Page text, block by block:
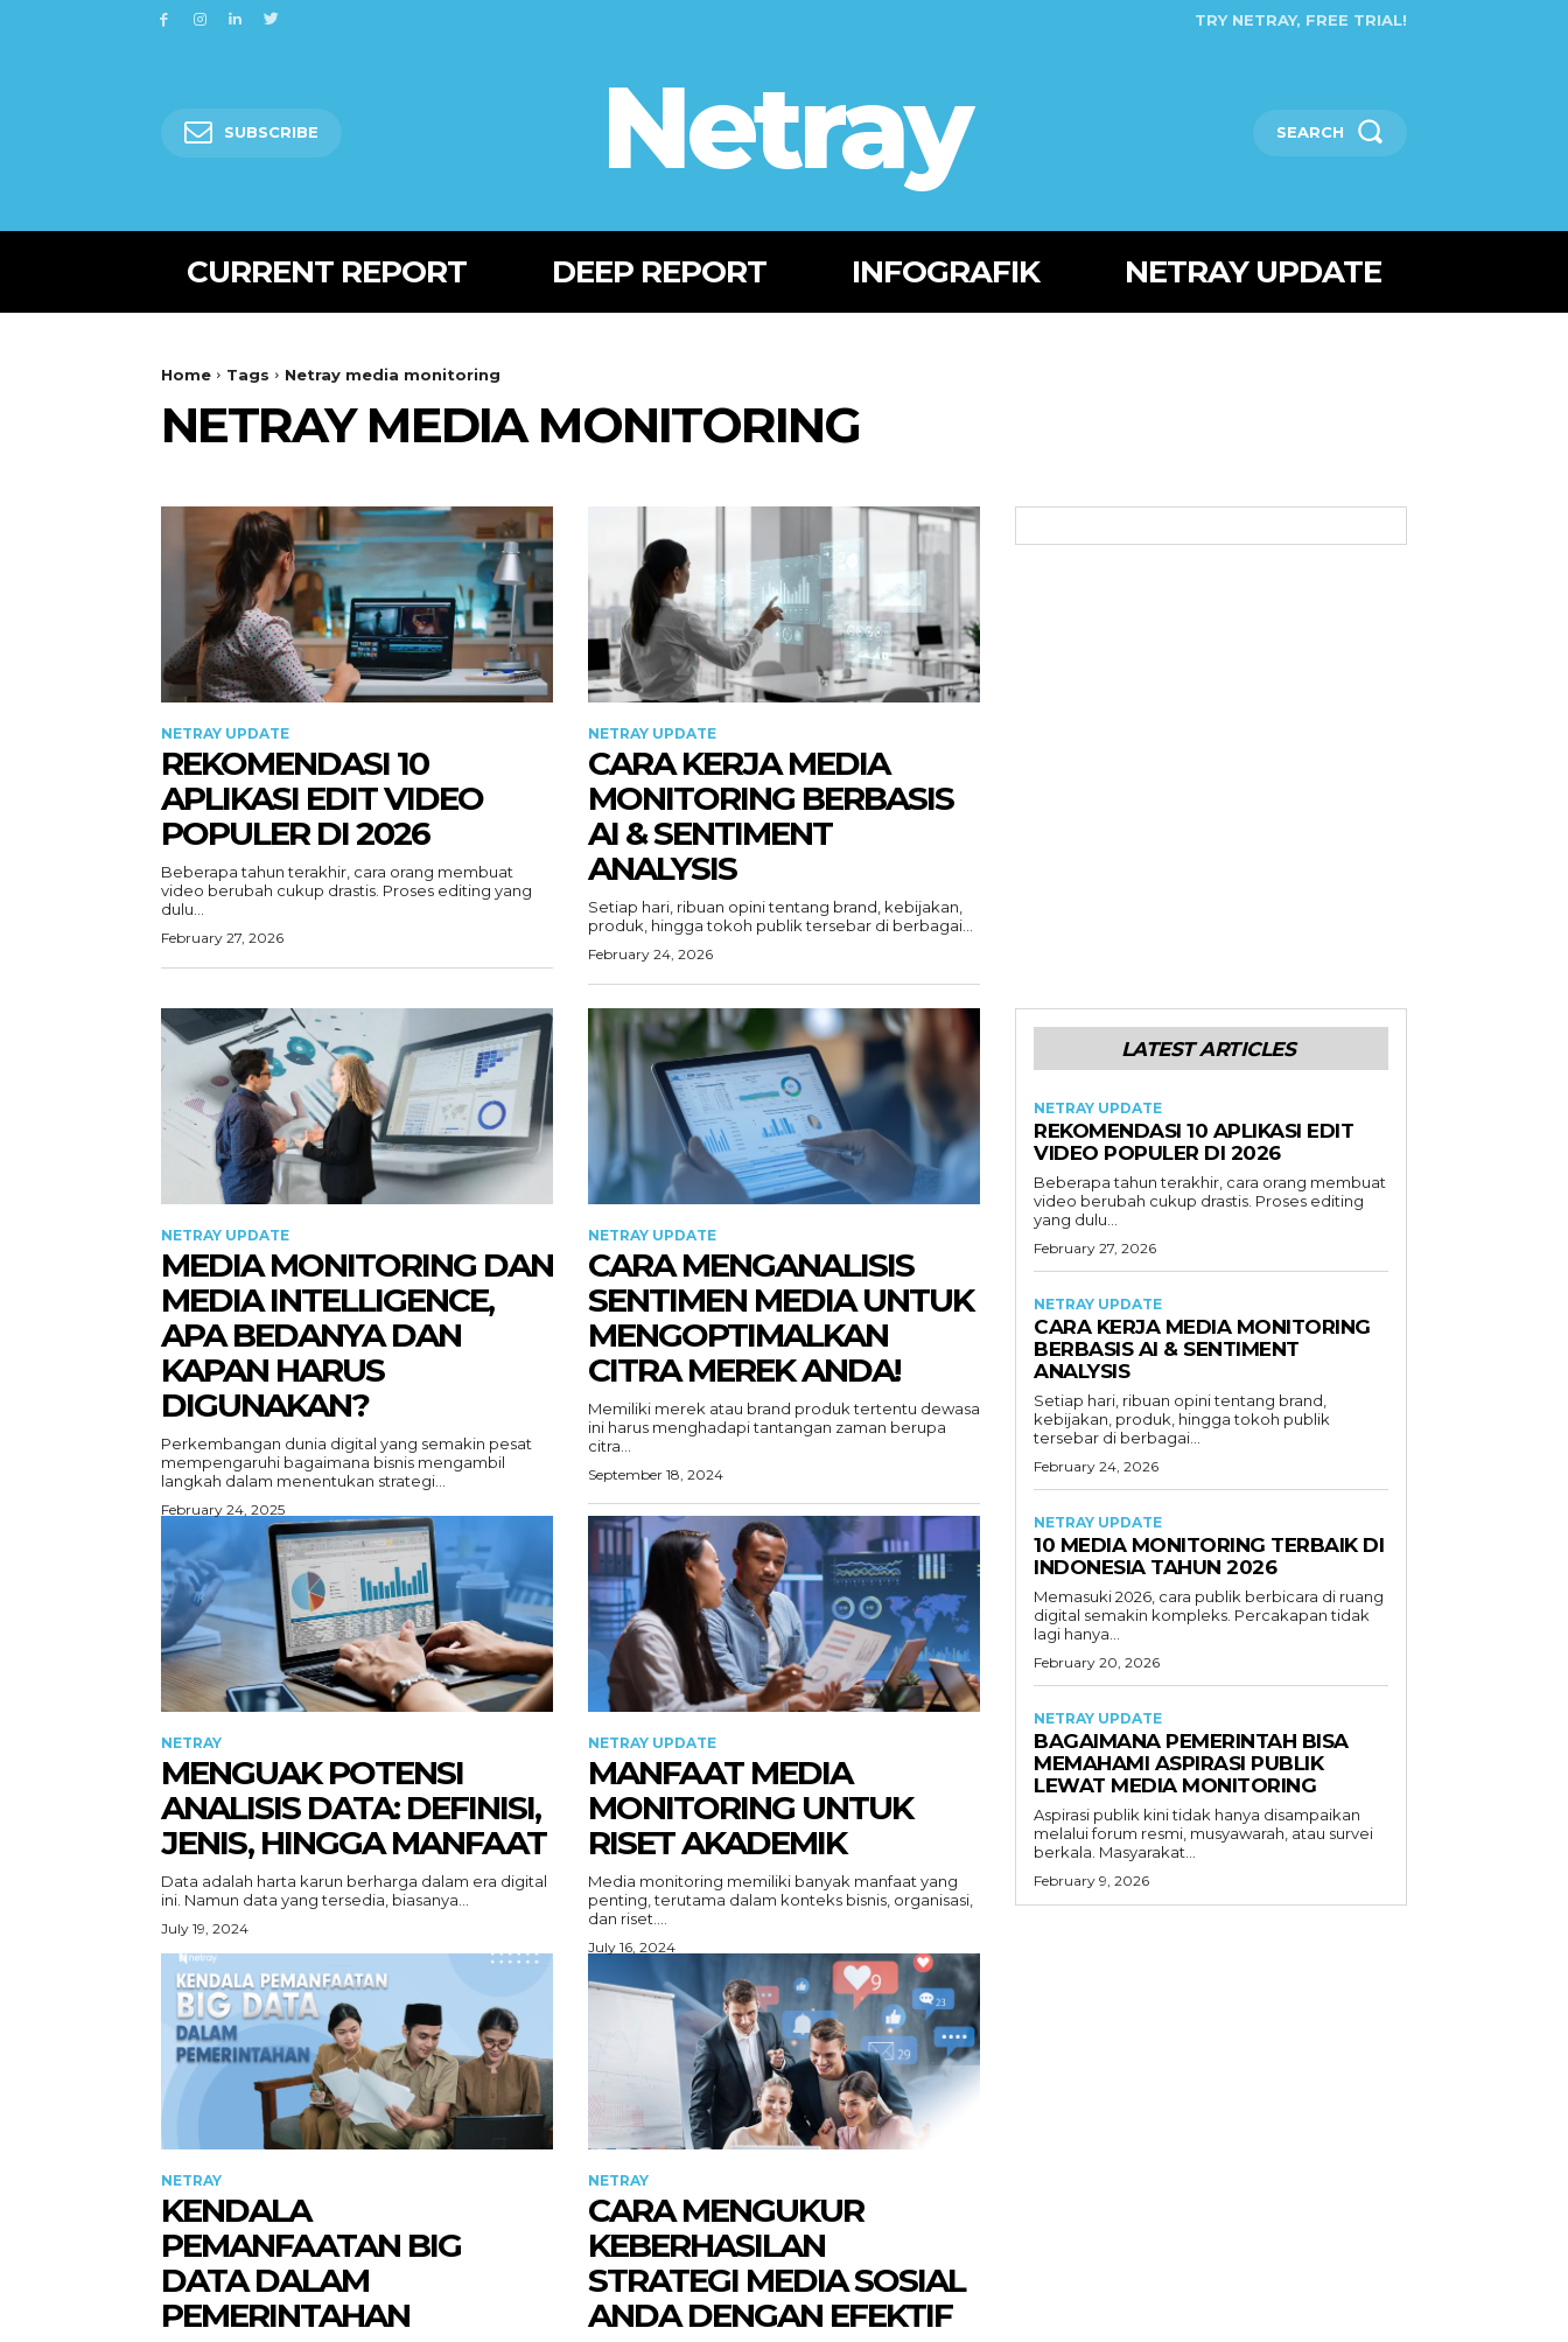
TRY NETRAY, FREE TRIAL!
SUBSCRIBE Netray SEARCH
CURRENT REPORT DEEP REPORT INFOGRAFIK NETRAY UPDATE
Home Tags Netray media monitoring
NETRAY MEDIA MONITORING
NETRAY UPDATE
REKOMENDASI 10
APLIKASI EDIT VIDEO
POPULER DI 2026
Beberapa tahun terakhir, cara orang membuat
video berubah cukup drastis. Proses editing yang
dulu...
February 27, 2026
NETRAY UPDATE
CARA KERJA MEDIA
MONITORING BERBASIS
AI & SENTIMENT
ANALYSIS
Setiap hari, ribuan opini tentang brand, kebijakan,
produk, hingga tokoh publik tersebar di berbagai...
February 24, 2026
NETRAY UPDATE
MEDIA MONITORING DAN
MEDIA INTELLIGENCE,
APA BEDANYA DAN
KAPAN HARUS
DIGUNAKAN?
Perkembangan dunia digital yang semakin pesat
mempengaruhi bagaimana bisnis mengambil
langkah dalam menentukan strategi...
February 24, 2025
NETRAY UPDATE
CARA MENGANALISIS
SENTIMEN MEDIA UNTUK
MENGOPTIMALKAN
CITRA MEREK ANDA!
Memiliki merek atau brand produk tertentu dewasa
ini harus menghadapi tantangan zaman berupa
citra...
September 18, 2024
NETRAY
MENGUAK POTENSI
ANALISIS DATA: DEFINISI,
JENIS, HINGGA MANFAAT
Data adalah harta karun berharga dalam era digital
ini. Namun data yang tersedia, biasanya...
July 19, 2024
NETRAY UPDATE
MANFAAT MEDIA
MONITORING UNTUK
RISET AKADEMIK
Media monitoring memiliki banyak manfaat yang
penting, terutama dalam konteks bisnis, organisasi,
dan riset....
July 16, 2024
NETRAY
KENDALA
PEMANFAATAN BIG
DATA DALAM
PEMERINTAHAN
NETRAY
CARA MENGUKUR
KEBERHASILAN
STRATEGI MEDIA SOSIAL
ANDA DENGAN EFEKTIF
LATEST ARTICLES
NETRAY UPDATE
REKOMENDASI 10 APLIKASI EDIT
VIDEO POPULER DI 2026
Beberapa tahun terakhir, cara orang membuat
video berubah cukup drastis. Proses editing
yang dulu...
February 27, 2026
NETRAY UPDATE
CARA KERJA MEDIA MONITORING
BERBASIS AI & SENTIMENT
ANALYSIS
Setiap hari, ribuan opini tentang brand,
kebijakan, produk, hingga tokoh publik
tersebar di berbagai...
February 24, 2026
NETRAY UPDATE
10 MEDIA MONITORING TERBAIK DI
INDONESIA TAHUN 2026
Memasuki 2026, cara publik berbicara di ruang
digital semakin kompleks. Percakapan tidak
lagi hanya...
February 20, 2026
NETRAY UPDATE
BAGAIMANA PEMERINTAH BISA
MEMAHAMI ASPIRASI PUBLIK
LEWAT MEDIA MONITORING
Aspirasi publik kini tidak hanya disampaikan
melalui forum resmi, musyawarah, atau survei
berkala. Masyarakat...
February 9, 2026